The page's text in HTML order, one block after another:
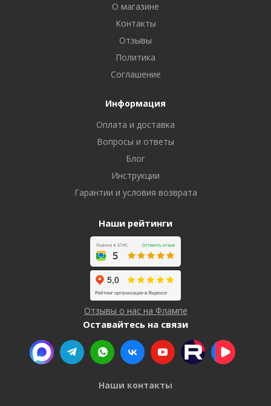
О магазине
Контакты
Отзывы
Политика
Соглашение
Информация
Оплата и доставка
Вопросы и ответы
Блог
Инструкции
Гарантии и условия возврата
Наши рейтинги
Отзывы о нас на Флампе
Оставайтесь на связи
Наши контакты